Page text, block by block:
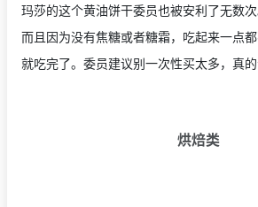
玛莎的这个黄油饼干委员也被安利了无数次
而且因为没有焦糖或者糖霜，吃起来一点
就吃完了。委员建议别一次性买太多，真的
烘焙类